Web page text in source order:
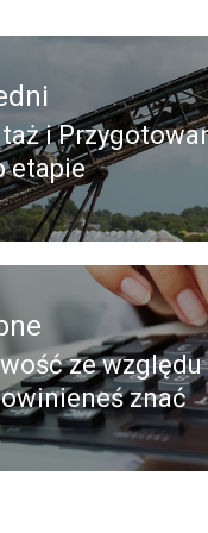
i
etapie
ze
znać